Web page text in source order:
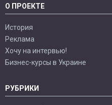
О ПРОЕКТЕ
История
Реклама
Хочу на интервью!
Бизнес-курсы в Украине
РУБРИКИ